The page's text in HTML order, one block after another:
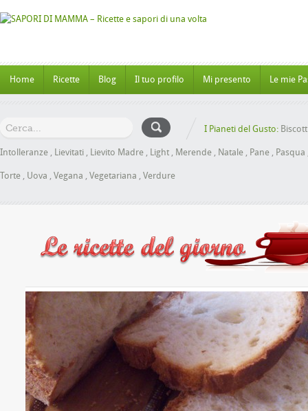
Home Ricette Blog Il tuo profilo Mi presento Le mie
I Pianeti del Gusto:
Intolleranze , Lievitati , Lievito Madre , Light , Merende , Natale , Pane , Pasqua
Torte , Uova , Vegana , Vegetariana , Verdure
al Miele senza
Valutazione media: (0 / 5)
quindi finita la fatica del lavoro settimanale
di casa, mi dedico alla mia grande passione.